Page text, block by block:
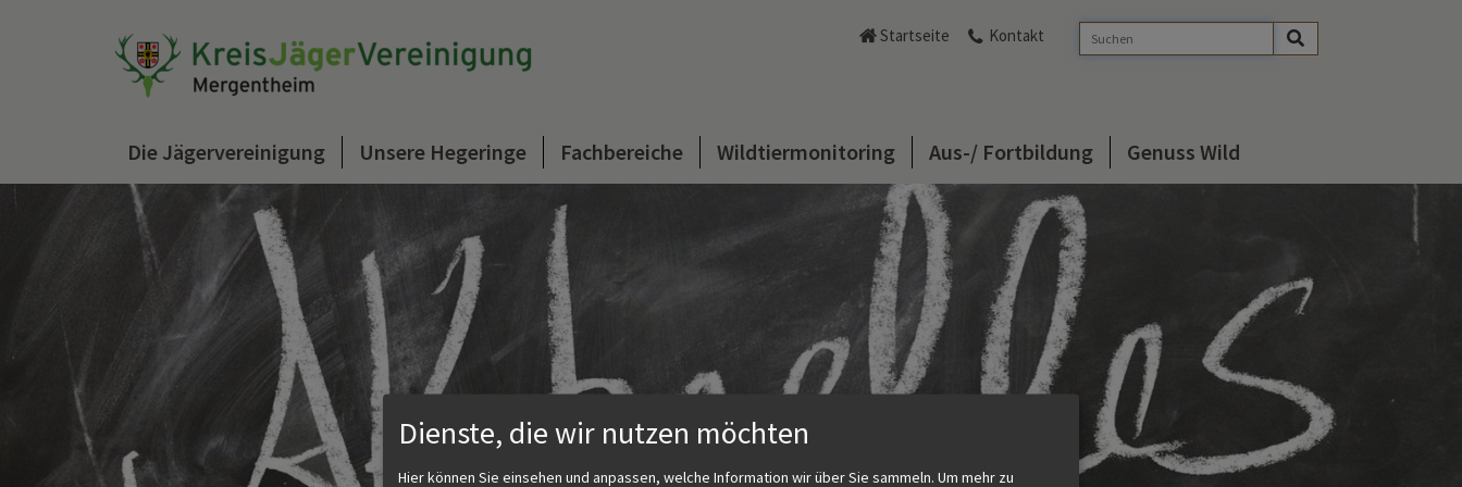
Startseite Kontakt
Die Jägervereinigung Unsere Hegeringe Fachbereiche Wildtiermonitoring Aus-/ Fortbildung Genuss Wild
Dienste, die wir nutzen möchten
Hier können Sie einsehen und anpassen, welche Information wir über Sie sammeln. Um mehr zu